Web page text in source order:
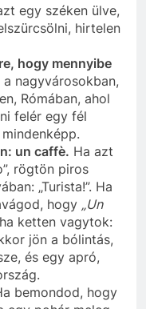
egy széken ülve,
hirtelen
hogy mennyibe
a nagyvárosokban,
Rómában, ahol
felér egy fél
un caffè. Ha azt
rögtön piros
„Turista!”. Ha
hogy „Un
ketten vagytok:
jön a bólintás,
és egy apró,
bemondod, hogy